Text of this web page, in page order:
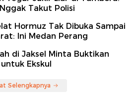
Takut Polisi
Hormuz Tak Dibuka Sampai
Ini Medan Perang
di Jaksel Minta Buktikan
Ekskul
Selengkapnya